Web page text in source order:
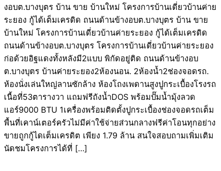
งอบต.บางบุตร บ้าน ขาย บ้านใหม่ โครงการบ้านเดี่ยวบ้านค่าย
ระยอง กู้ได้เต็มเครดิด ถนนด้านข้างอบต.บางบุตร บ้าน ขาย
บ้านใหม่ โครงการบ้านเดี่ยวบ้านค่ายระยอง กู้ได้เต็มเครดิด
ถนนด้านข้างอบต.บางบุตร โครงการบ้านเดี่ยวบ้านค่ายระยอง
ก่อด้วยอิฐแดงทั้งหลังมี2แบบ พิกัดอยู่ติด ถนนด้านข้างอบ
ต.บางบุตร บ้านค่ายระยอง2ห้องนอน. 2ห้องน้ำ2ช่องจอดรถ.
ห้องนั่งเล่นใหญ่ลานซักล้าง ห้องโถงเพดานสูงปูกระเบื้องโรงรถ
เนื้อที่53ตารางวา แถมฟรีถังน้ำDOS พร้อมปั๊มน้ำมุ้งลวด
แอร์9000 BTU 1เครื่องพร้อมติดตั้งปูกระเบื้องช่องจอดรถเต็ม
พื้นที่เคาน์เตอร์ครัวไม่มีค่าใช้จ่ายส่วนกลางฟรีค่าโอนทุกอย่าง
ขายถูกกู้ไดเต็มเครดิต เพียง 1.79 ล้าน สนใจสอบถามเพิ่มเติม
นัดชมโครงการได้ที่ […]